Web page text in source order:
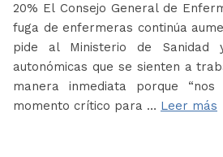
20% El Consejo General de
fuga de enfermeras continúa
pide al Ministerio de Sanidad
autonómicas que se sienten a
manera inmediata porque
momento crítico para … Leer más